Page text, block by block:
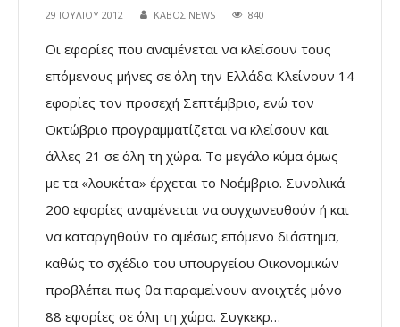
29 ΙΟΥΛΊΟΥ 2012 ΚΑΒΟΣ NEWS 840
Οι εφορίες που αναμένεται να κλείσουν τους
επόμενους μήνες σε όλη την Ελλάδα Κλείνουν 14
εφορίες τον προσεχή Σεπτέμβριο, ενώ τον
Οκτώβριο προγραμματίζεται να κλείσουν και
άλλες 21 σε όλη τη χώρα. Το μεγάλο κύμα όμως
με τα «λουκέτα» έρχεται το Νοέμβριο. Συνολικά
200 εφορίες αναμένεται να συγχωνευθούν ή και
να καταργηθούν το αμέσως επόμενο διάστημα,
καθώς το σχέδιο του υπουργείου Οικονομικών
προβλέπει πως θα παραμείνουν ανοιχτές μόνο
88 εφορίες σε όλη τη χώρα. Συγκεκρ…